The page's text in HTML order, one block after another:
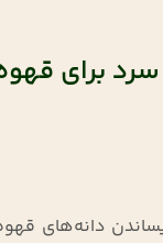
برای
دانه‌های